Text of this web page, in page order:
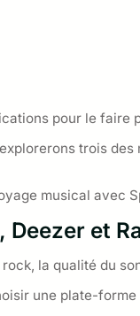
pour le faire
trois
musical avec
et
rock, la qualité du
une plate-